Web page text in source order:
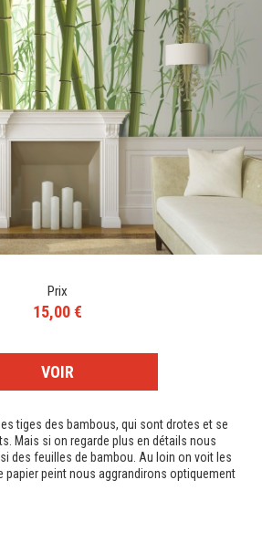
Prix
15,00 €
VOIR
tiges des bambous, qui sont drotes et se
Mais si on regarde plus en détails nous
des feuilles de bambou. Au loin on voit les
papier peint nous aggrandirons optiquement